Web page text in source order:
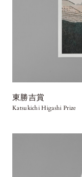
東勝吉賞
Katsukichi Higashi Prize